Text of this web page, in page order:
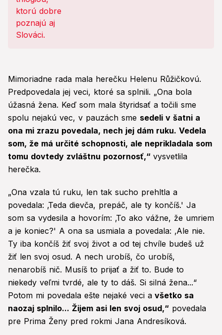
Mimoriadne rada mala herečku Helenu Růžičkovú.
Predpovedala jej veci, ktoré sa splnili. „Ona bola
úžasná žena. Keď som mala štyridsať a točili sme
spolu nejakú vec, v pauzách sme sedeli v šatni a
ona mi zrazu povedala, nech jej dám ruku. Vedela
som, že má určité schopnosti, ale neprikladala som
tomu dovtedy zvláštnu pozornosť,“ vysvetlila
herečka.
„Ona vzala tú ruku, len tak sucho prehltla a
povedala: ‚Teda dievča, prepáč, ale ty končíš.' Ja
som sa vydesila a hovorím: ‚To ako vážne, že umriem
a je koniec?' A ona sa usmiala a povedala: ‚Ale nie.
Ty iba končíš žiť svoj život a od tej chvíle budeš už
žiť len svoj osud. A nech urobíš, čo urobíš,
nenarobíš nič. Musíš to prijať a žiť to. Bude to
niekedy veľmi tvrdé, ale ty to dáš. Si silná žena...“
Potom mi povedala ešte nejaké veci a všetko sa
naozaj splnilo... Žijem asi len svoj osud,“ povedala
pre Prima Ženy pred rokmi Jana Andresíková.